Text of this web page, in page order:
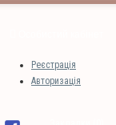
Реєстрація
Авторизація